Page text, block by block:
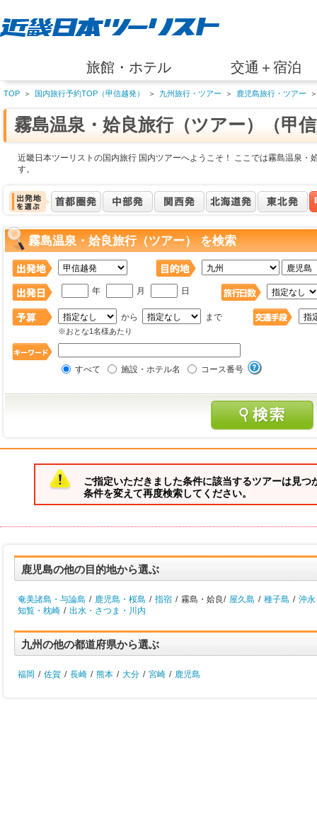
旅館・ホテル 交通＋宿泊
TOP ＞ 国内旅行予約TOP（甲信越発） ＞ 九州旅行・ツアー ＞ 鹿児島旅行・ツアー ＞
霧島温泉・姶良旅行（ツアー）（甲
近畿日本ツーリストの国内旅行 国内ツアーへようこそ！ ここでは霧島温泉・
す。
霧島温泉・姶良旅行（ツアー） を検索
年 月 日
から まで
※おとな1名様あたり
すべて 施設・ホテル名 コース番号
ご指定いただきました条件に該当するツアーは見つ
条件を変えて再度検索してください。
鹿児島の他の目的地から選ぶ
奄美諸島・与論島 / 鹿児島・桜島 / 指宿 / 霧島・姶良/ 屋久島 / 種子島 / 沖
知覧・枕崎 / 出水・さつま・川内
九州の他の都道府県から選ぶ
福岡 / 佐賀 / 長崎 / 熊本 / 大分 / 宮崎 / 鹿児島